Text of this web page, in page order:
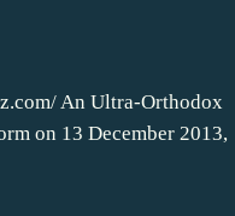
An Ultra-Orthodox
on 13 December 2013,